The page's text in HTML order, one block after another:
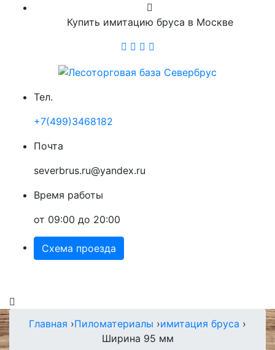
Купить имитацию бруса в Москве
Тел.
+7(499)3468182
Почта
severbrus.ru@yandex.ru
Время работы
от 09:00 до 20:00
Схема проезда
Главная ›Пиломатериалы ›имитация бруса ›
Ширина 95 мм